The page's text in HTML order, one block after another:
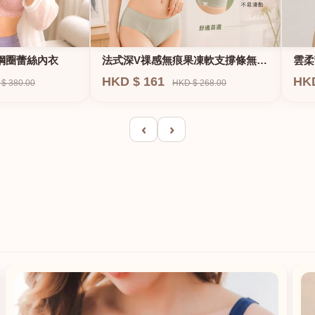
圈蕾絲內衣
380.00
法式深V祼感無痕果凍軟支撐條無鋼
圈內衣
HKD $ 161 HKD $ 268.00
雲
‹ ›